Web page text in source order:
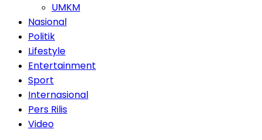
UMKM
Nasional
Politik
Lifestyle
Entertainment
Sport
Internasional
Pers Rilis
Video